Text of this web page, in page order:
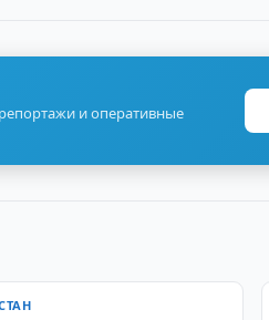
и оперативные